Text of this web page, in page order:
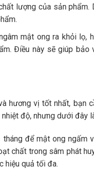
lượng của sản
mật ong ra khỏi lọ,
Điều này sẽ giúp
hương vị tốt nhất, bạn
độ, nhưng dưới đây
để mật ong ngấm
chất trong sâm phát
hiệu quả tối đa.